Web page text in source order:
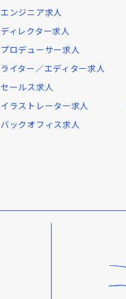
エンジニア求人
ディレクター求人
プロデューサー求人
ライター／エディター求人
セールス求人
イラストレーター求人
バックオフィス求人